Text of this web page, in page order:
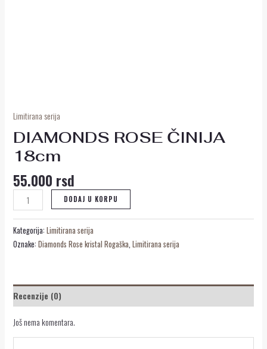
Limitirana serija
DIAMONDS ROSE ČINIJA
18cm
55.000 rsd
DODAJ U KORPU
Kategorija: Limitirana serija
Oznake: Diamonds Rose kristal Rogaška Limitirana serija
Recenzije (0)
Još nema komentara.